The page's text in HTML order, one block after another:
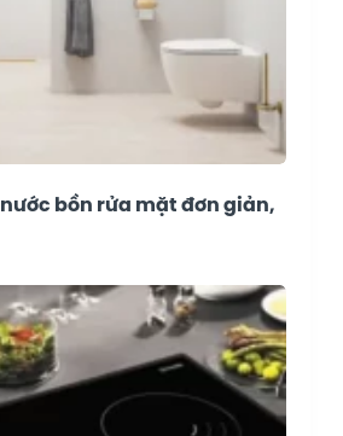
bồn rửa mặt đơn giản,